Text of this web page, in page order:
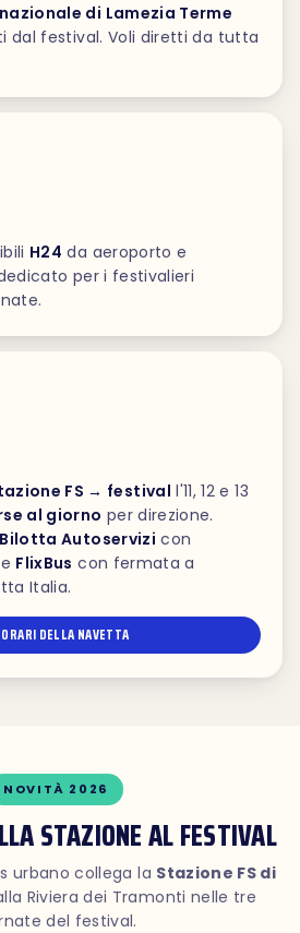
di Lamezia Terme
dal festival. Voli diretti da tutta
H24 da aeroporto e
per i festivalieri
FS → festival l'11, 12 e 13
al giorno per direzione.
Bilotta Autoservizi con
e FlixBus con fermata a
Italia.
ORARI DELLA NAVETTA
NOVITÀ 2026
STAZIONE AL FESTIVAL
urbano collega la Stazione FS di
Riviera dei Tramonti nelle tre
del festival.